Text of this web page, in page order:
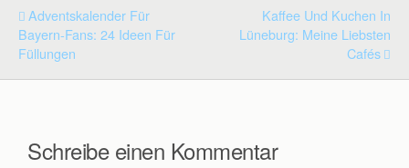
Adventskalender Für
Bayern-Fans: 24 Ideen Für
Füllungen
Kaffee Und Kuchen In
Lüneburg: Meine Liebsten
Cafés
Schreibe einen Kommentar